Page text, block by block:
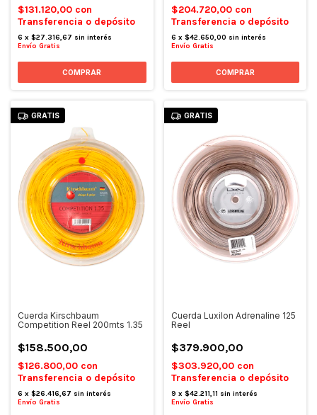
$131.120,00 con
Transferencia o depósito
6 x $27.316,67 sin interés
Envío Gratis
$204.720,00 con
Transferencia o depósito
6 x $42.650,00 sin interés
Envío Gratis
GRATIS
Cuerda Kirschbaum
Competition Reel 200mts 1.35
$158.500,00
$126.800,00 con
Transferencia o depósito
6 x $26.416,67 sin interés
Envío Gratis
GRATIS
Cuerda Luxilon Adrenaline 125
Reel
$379.900,00
$303.920,00 con
Transferencia o depósito
9 x $42.211,11 sin interés
Envío Gratis